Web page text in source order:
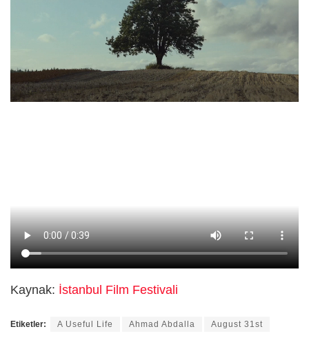
Kaynak: İstanbul Film Festivali
Etiketler: A Useful Life Ahmad Abdalla August 31st